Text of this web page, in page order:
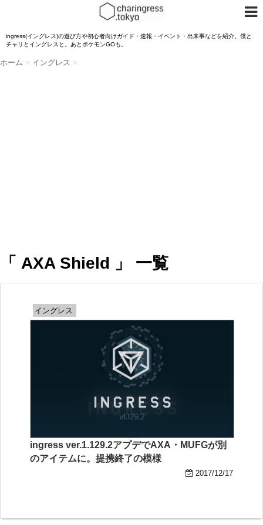
ingress(イングレス)の遊び方や初心者向けガイド・速報・イベント・出来事などを紹介。僕と
チャリとイングレスと。あとポケモンGOも。
ホーム > イングレス >
「 AXA Shield 」 一覧
イングレス
ingress ver.1.129.2アプデでAXA・MUFGが別
のアイテムに。提携終了の模様
2017/12/17